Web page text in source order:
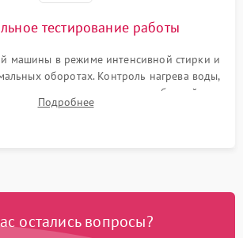
тестирование работы
машины в режиме интенсивной стирки и
оборотах. Контроль нагрева воды,
слива, отсутствия излишних вибраций,
стуков и протечек под корпусом.
Подробнее
остались вопросы?